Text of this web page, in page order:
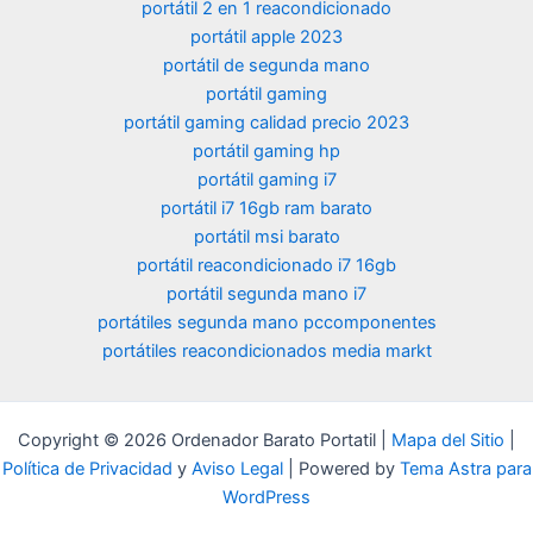
portátil 2 en 1 reacondicionado
portátil apple 2023
portátil de segunda mano
portátil gaming
portátil gaming calidad precio 2023
portátil gaming hp
portátil gaming i7
portátil i7 16gb ram barato
portátil msi barato
portátil reacondicionado i7 16gb
portátil segunda mano i7
portátiles segunda mano pccomponentes
portátiles reacondicionados media markt
Copyright © 2026 Ordenador Barato Portatil | Mapa del Sitio
Política de Privacidad y Aviso Legal| Powered by Tema Astra para
WordPress